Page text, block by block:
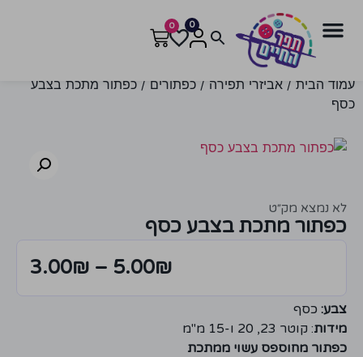
0
0
עמוד הבית / אביזרי תפירה / כפתורים / כפתור מתכת בצבע
כסף
לא נמצא מק״ט
כפתור מתכת בצבע כסף
3.00₪ – 5.00₪
צבע: כסף
מידות: קוטר 23, 20 ו-15 מ"מ
כפתור מחוספס עשוי ממתכת